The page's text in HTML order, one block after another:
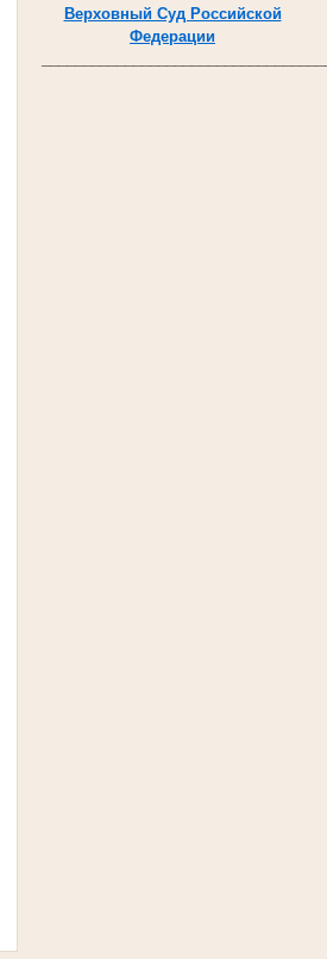
Верховный Суд Российской
Федерации